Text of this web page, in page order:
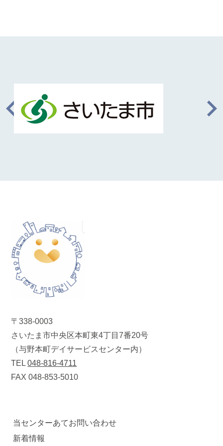
〒338-0003
さいたま市中央区本町東4丁目7番20号
（与野本町デイサービスセンター内）
TEL048-816-4711
FAX 048-853-5010
当センターあてお問い合わせ
新着情報